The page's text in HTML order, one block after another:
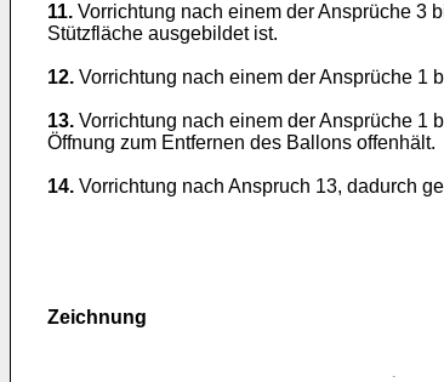
11. Vorrichtung nach einem der Ansprüche 3
Stützfläche ausgebildet ist.
12. Vorrichtung nach einem der Ansprüche 1
13. Vorrichtung nach einem der Ansprüche 1
Öffnung zum Entfernen des Ballons offenhält.
14. Vorrichtung nach Anspruch 13, dadurch
Zeichnung